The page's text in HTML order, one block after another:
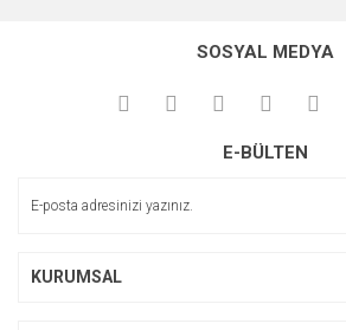
Ürün fiyatı diğer sitelerden daha pahalı.
SOSYAL MEDYA
E-BÜLTEN
KURUMSAL